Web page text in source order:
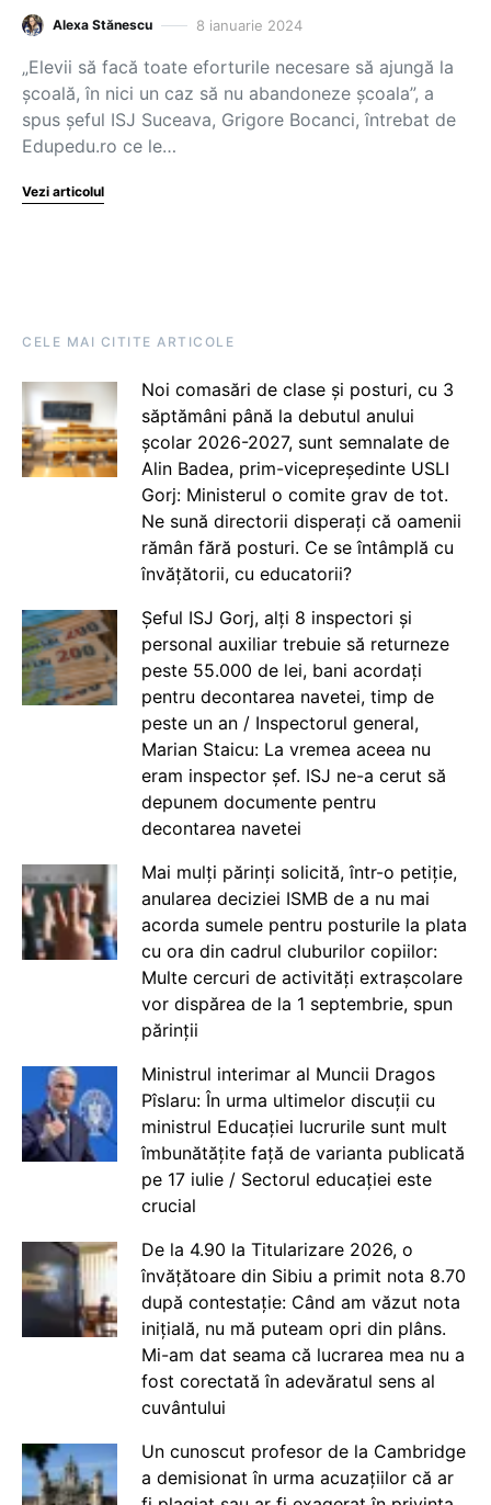
Alexa Stănescu 8 ianuarie 2024
„Elevii să facă toate eforturile necesare să ajungă la
școală, în nici un caz să nu abandoneze școala”, a
spus șeful ISJ Suceava, Grigore Bocanci, întrebat de
Edupedu.ro ce le…
Vezi articolul
CELE MAI CITITE ARTICOLE
Noi comasări de clase și posturi, cu 3
săptămâni până la debutul anului
școlar 2026-2027, sunt semnalate de
Alin Badea, prim-vicepreședinte USLI
Gorj: Ministerul o comite grav de tot.
Ne sună directorii disperați că oamenii
rămân fără posturi. Ce se întâmplă cu
învățătorii, cu educatorii?
Șeful ISJ Gorj, alți 8 inspectori și
personal auxiliar trebuie să returneze
peste 55.000 de lei, bani acordați
pentru decontarea navetei, timp de
peste un an / Inspectorul general,
Marian Staicu: La vremea aceea nu
eram inspector șef. ISJ ne-a cerut să
depunem documente pentru
decontarea navetei
Mai mulți părinți solicită, într-o petiție,
anularea deciziei ISMB de a nu mai
acorda sumele pentru posturile la plata
cu ora din cadrul cluburilor copiilor:
Multe cercuri de activități extrașcolare
vor dispărea de la 1 septembrie, spun
părinții
Ministrul interimar al Muncii Dragos
Pîslaru: În urma ultimelor discuții cu
ministrul Educației lucrurile sunt mult
îmbunătățite față de varianta publicată
pe 17 iulie / Sectorul educației este
crucial
De la 4.90 la Titularizare 2026, o
învățătoare din Sibiu a primit nota 8.70
după contestație: Când am văzut nota
inițială, nu mă puteam opri din plâns.
Mi-am dat seama că lucrarea mea nu a
fost corectată în adevăratul sens al
cuvântului
Un cunoscut profesor de la Cambridge
a demisionat în urma acuzațiilor că ar